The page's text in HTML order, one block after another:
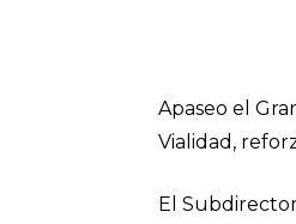
Apaseo el
Vialidad,
El